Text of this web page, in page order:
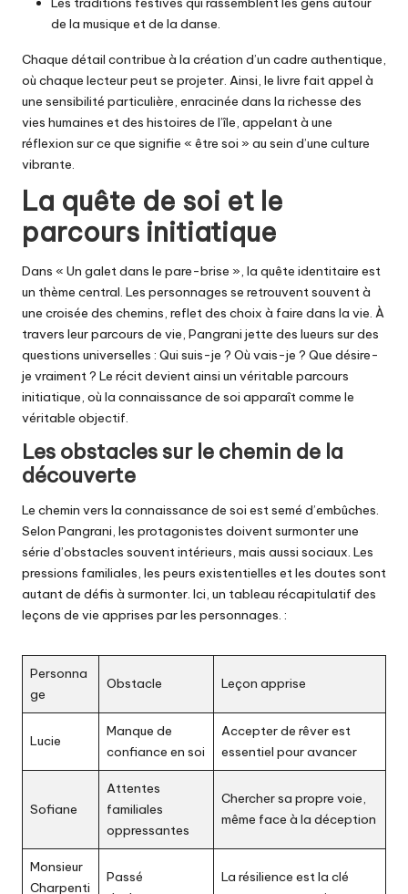
de la musique et de la danse.
Chaque détail contribue à la création d’un cadre authentique,
où chaque lecteur peut se projeter. Ainsi, le livre fait appel à
une sensibilité particulière, enracinée dans la richesse des
vies humaines et des histoires de l’île, appelant à une
réflexion sur ce que signifie « être soi » au sein d’une culture
vibrante.
La quête de soi et le
parcours initiatique
Dans « Un galet dans le pare-brise », la quête identitaire est
un thème central. Les personnages se retrouvent souvent à
une croisée des chemins, reflet des choix à faire dans la vie. À
travers leur parcours de vie, Pangrani jette des lueurs sur des
questions universelles : Qui suis-je ? Où vais-je ? Que désire-
je vraiment ? Le récit devient ainsi un véritable parcours
initiatique, où la connaissance de soi apparaît comme le
véritable objectif.
Les obstacles sur le chemin de la
découverte
Le chemin vers la connaissance de soi est semé d’embûches.
Selon Pangrani, les protagonistes doivent surmonter une
série d’obstacles souvent intérieurs, mais aussi sociaux. Les
pressions familiales, les peurs existentielles et les doutes sont
autant de défis à surmonter. Ici, un tableau récapitulatif des
leçons de vie apprises par les personnages. :
Personna
ge
Obstacle Leçon apprise
Lucie
Manque de
confiance en soi
Accepter de rêver est
essentiel pour avancer
Sofiane
Attentes
familiales
oppressantes
Chercher sa propre voie,
même face à la déception
Monsieur
Charpenti
Passé
La résilience est la clé